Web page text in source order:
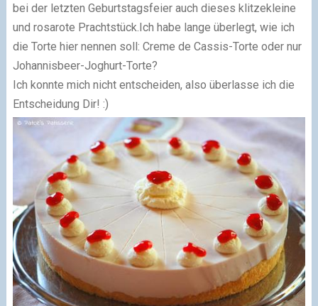
bei der letzten Geburtstagsfeier auch dieses klitzekleine
und rosarote Prachtstück. Ich habe lange überlegt, wie ich
die Torte hier nennen soll: Creme de Cassis-Torte oder nur
Johannisbeer-Joghurt-Torte?
Ich konnte mich nicht entscheiden, also überlasse ich die
Entscheidung Dir! :)